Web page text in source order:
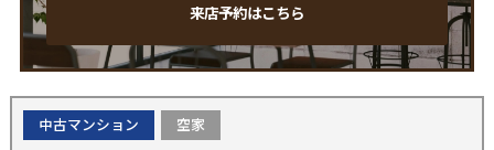
来店予約はこちら
中古マンション 空家